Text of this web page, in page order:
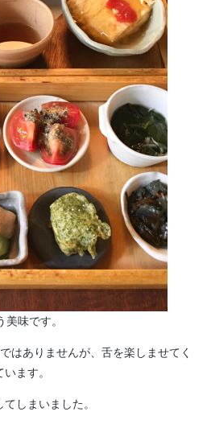
味です。
はありませんが、舌を楽しませてく
ます。
しまいました。